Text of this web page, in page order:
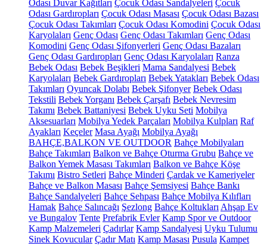
Odası Duvar Kağıtları Çocuk Odası Sandalyeleri Çocuk
Odası Gardıropları Çocuk Odası Masası Çocuk Odası Bazası
Çocuk Odası Takımları Çocuk Odası Komodini Çocuk Odası
Karyolaları Genç Odası Genç Odası Takımları Genç Odası
Komodini Genç Odası Şifonyerleri Genç Odası Bazaları
Genç Odası Gardıropları Genç Odası Karyolaları Ranza
Bebek Odası Bebek Beşikleri Mama Sandalyesi Bebek
Karyolaları Bebek Gardıropları Bebek Yatakları Bebek Odası
Takımları Oyuncak Dolabı Bebek Şifonyer Bebek Odası
Tekstili Bebek Yorganı Bebek Çarşafı Bebek Nevresim
Takımı Bebek Battaniyesi Bebek Uyku Seti Mobilya
Aksesuarları Mobilya Yedek Parçaları Mobilya Kulpları Raf
Ayakları Keçeler Masa Ayağı Mobilya Ayağı
BAHÇE,BALKON VE OUTDOOR Bahçe Mobilyaları
Bahçe Takımları Balkon ve Bahçe Oturma Grubu Bahçe ve
Balkon Yemek Masası Takımları Balkon ve Bahçe Köşe
Takımı Bistro Setleri Bahçe Minderi Çardak ve Kameriyeler
Bahçe ve Balkon Masası Bahçe Şemsiyesi Bahçe Bankı
Bahçe Sandalyeleri Bahçe Sehpası Bahçe Mobilya Kılıfları
Hamak Bahçe Salıncağı Şezlong Bahçe Koltukları Ahşap Ev
ve Bungalov Tente Prefabrik Evler Kamp Spor ve Outdoor
Kamp Malzemeleri Çadırlar Kamp Sandalyesi Uyku Tulumu
Sinek Kovucular Çadır Matı Kamp Masası Pusula Kampet